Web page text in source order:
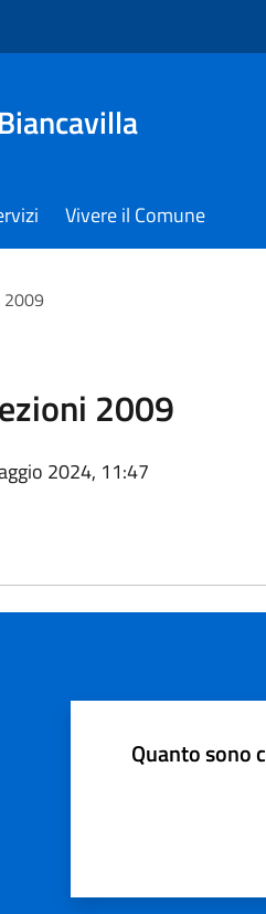
Vivere il Comune
2009
2009
2024, 11:47
Quanto sono